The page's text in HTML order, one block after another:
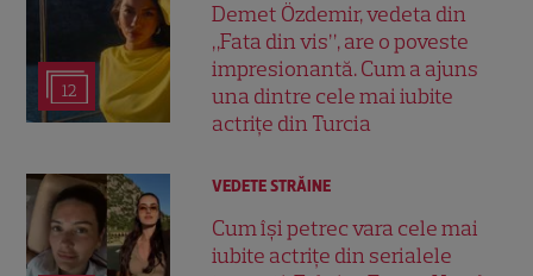
12
Demet Özdemir, vedeta din
„Fata din vis”, are o poveste
impresionantă. Cum a ajuns
una dintre cele mai iubite
actrițe din Turcia
VEDETE STRĂINE
Cum își petrec vara cele mai
iubite actrițe din serialele